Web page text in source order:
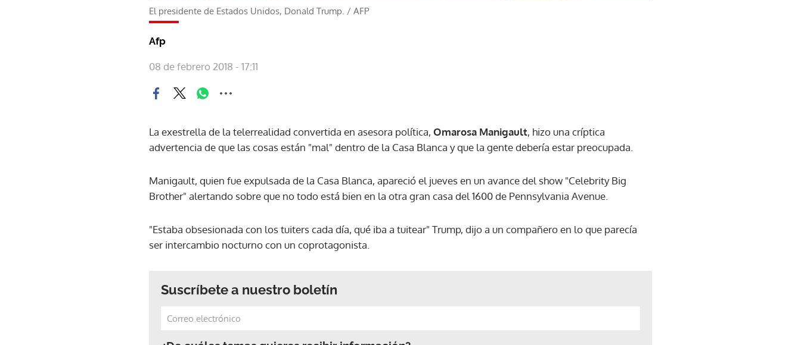
El presidente de Estados Unidos, Donald Trump. / AFP
Afp
08 de febrero 2018 - 17:11
La exestrella de la telerrealidad convertida en asesora política, Omarosa Manigault, hizo una críptica
advertencia de que las cosas están "mal" dentro de la Casa Blanca y que la gente debería estar preocupada.
Manigault, quien fue expulsada de la Casa Blanca, apareció el jueves en un avance del show "Celebrity Big
Brother" alertando sobre que no todo está bien en la otra gran casa del 1600 de Pennsylvania Avenue.
"Estaba obsesionada con los tuiters cada día, qué iba a tuitear" Trump, dijo a un compañero en lo que parecía
ser intercambio nocturno con un coprotagonista.
Suscríbete a nuestro boletín